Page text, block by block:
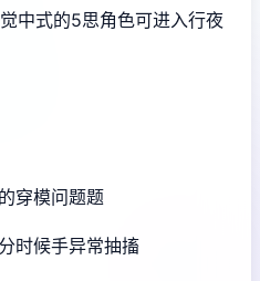
中式的5思角色可进入行夜
穿模问题题
时候手异常抽搐